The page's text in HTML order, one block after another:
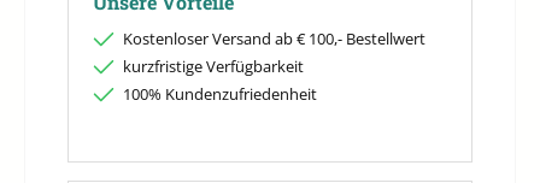
Kostenloser Versand ab € 100,- Bestellwert
kurzfristige Verfügbarkeit
100% Kundenzufriedenheit